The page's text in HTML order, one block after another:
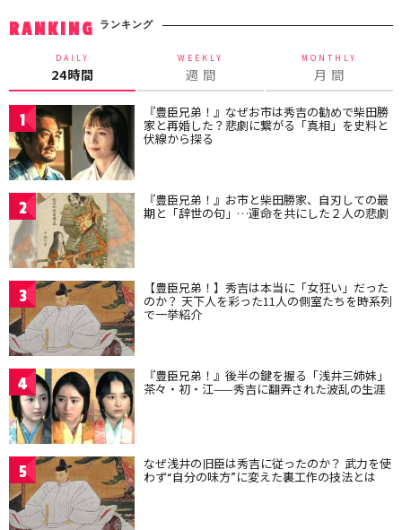
RANKING ランキング
DAILY
24時間
WEEKLY
週 間
MONTHLY
月 間
1 『豊臣兄弟！』なぜお市は秀吉の勧めで柴田勝
家と再婚した？悲劇に繋がる「真相」を史料と
伏線から探る
2 『豊臣兄弟！』お市と柴田勝家、自刃しての最
期と「辞世の句」…運命を共にした２人の悲劇
3 【豊臣兄弟！】秀吉は本当に「女狂い」だった
のか？ 天下人を彩った11人の側室たちを時系列
で一挙紹介
4 『豊臣兄弟！』後半の鍵を握る「浅井三姉妹」
茶々・初・江——秀吉に翻弄された波乱の生涯
5 なぜ浅井の旧臣は秀吉に従ったのか？ 武力を使
わず“自分の味方”に変えた裏工作の技法とは